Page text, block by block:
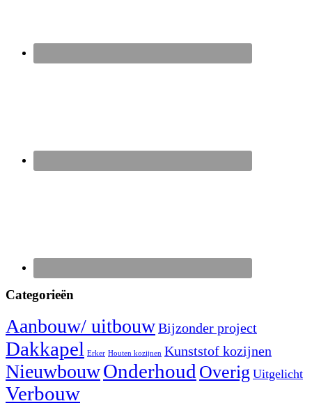
Categorieën
Aanbouw/ uitbouwBijzonder project
Dakkapel Erker Houten kozijnen Kunststof kozijnen
NieuwbouwOnderhoud Overig Uitgelicht
Verbouw